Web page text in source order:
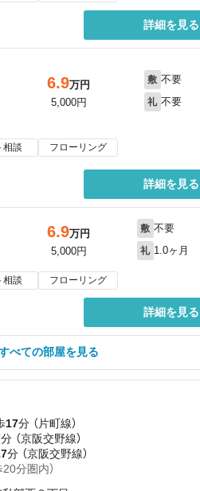
詳細を見る
6.9万円
5,000円
敷 不要
礼 不要
相談 フローリング
詳細を見る
6.9万円
5,000円
敷 不要
礼 1.0ヶ月
相談 フローリング
詳細を見る
べての部屋を見る
17分 （片町線）
分 （京阪交野線）
分 （京阪交野線）
分圏内）